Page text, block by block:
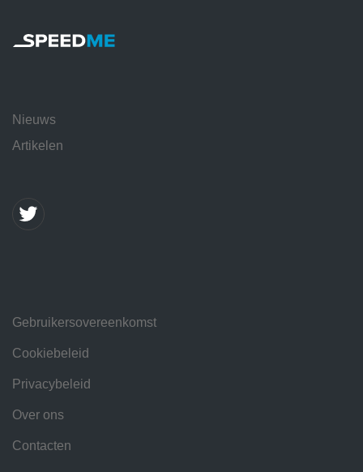
Nieuws
Artikelen
Gebruikersovereenkomst
Cookiebeleid
Privacybeleid
Over ons
Contacten